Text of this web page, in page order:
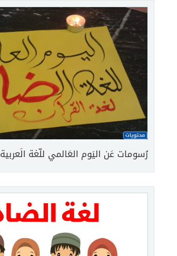
رُسومات عَن اليَوم العَالمي للّغة الَعربية